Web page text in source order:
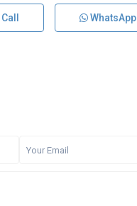
Call WhatsApp